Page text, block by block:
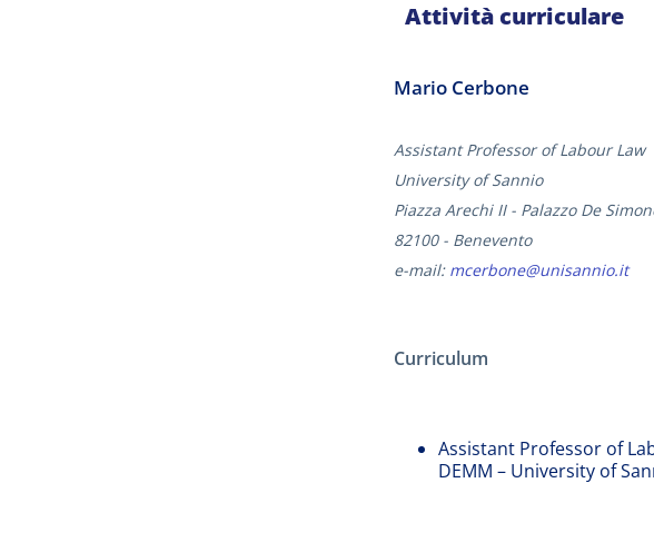
Attività curriculare
Mario Cerbone
Assistant Professor of Labour Law
University of Sannio
Piazza Arechi II - Palazzo De
82100 - Benevento
e-mail: mcerbone@unisannio.it
Curriculum
Assistant Professor of
DEMM – University of